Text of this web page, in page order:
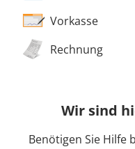
Vorkasse
Rechnung
Wir sind
Benötigen Sie Hilfe